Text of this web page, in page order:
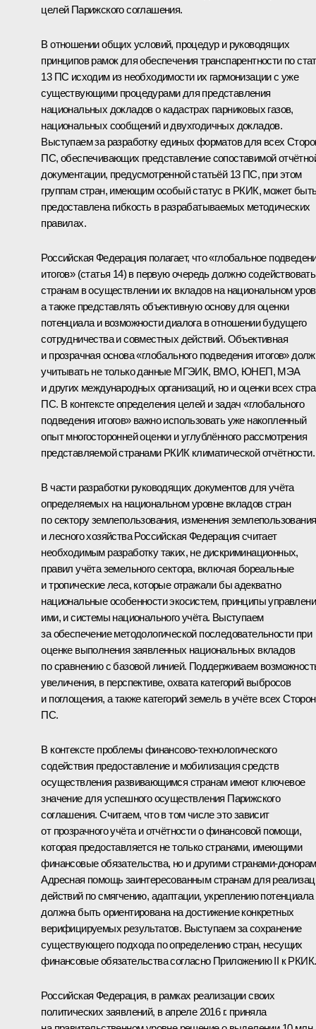
целей Парижского соглашения.
В отношении общих условий, процедур и руководящих
принципов рамок для обеспечения транспарентности по
13 ПС исходим из необходимости их гармонизации с уже
существующими процедурами для представления
национальных докладов о кадастрах парниковых газов,
национальных сообщений и двухгодичных докладов.
Выступаем за разработку единых форматов для всех
ПС, обеспечивающих представление сопоставимой
документации, предусмотренной статьёй 13 ПС, при этом
группам стран, имеющим особый статус в РКИК, может
предоставлена гибкость в разрабатываемых методических
правилах.
Российская Федерация полагает, что «глобальное
итогов» (статья 14) в первую очередь должно содействовать
странам в осуществлении их вкладов на национальном
а также представлять объективную основу для оценки
потенциала и возможности диалога в отношении будущего
сотрудничества и совместных действий. Объективная
и прозрачная основа «глобального подведения итогов»
учитывать не только данные МГЭИК, ВМО, ЮНЕП, МЭА
и других международных организаций, но и оценки всех
ПС. В контексте определения целей и задач «глобального
подведения итогов» важно использовать уже накопленный
опыт многосторонней оценки и углублённого рассмотрения
представляемой странами РКИК климатической отчётности.
В части разработки руководящих документов для учёта
определяемых на национальном уровне вкладов стран
по сектору землепользования, изменения землепользования
и лесного хозяйства Российская Федерация считает
необходимым разработку таких, не дискриминационных,
правил учёта земельного сектора, включая бореальные
и тропические леса, которые отражали бы адекватно
национальные особенности экосистем, принципы
ими, и системы национального учёта. Выступаем
за обеспечение методологической последовательности при
оценке выполнения заявленных национальных вкладов
по сравнению с базовой линией. Поддерживаем
увеличения, в перспективе, охвата категорий выбросов
и поглощения, а также категорий земель в учёте всех Сторон
ПС.
В контексте проблемы финансово-технологического
содействия предоставление и мобилизация средств
осуществления развивающимся странам имеют ключевое
значение для успешного осуществления Парижского
соглашения. Считаем, что в том числе это зависит
от прозрачного учёта и отчётности о финансовой помощи,
которая предоставляется не только странами, имеющими
финансовые обязательства, но и другими странами-
Адресная помощь заинтересованным странам для
действий по смягчению, адаптации, укреплению потенциала
должна быть ориентирована на достижение конкретных
верифицируемых результатов. Выступаем за сохранение
существующего подхода по определению стран, несущих
финансовые обязательства согласно Приложению II к РКИК.
Российская Федерация, в рамках реализации своих
политических заявлений, в апреле 2016 г. приняла